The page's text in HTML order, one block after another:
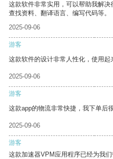
这款软件非常实用，可以帮助我解
查找资料、翻译语言、编写代码等。
2025-09-06
游客
这款软件的设计非常人性化，使用起
2025-09-06
游客
这款app的物流非常快捷，我下单后
2025-09-06
游客
这款加速器VPM应用程序已经为我